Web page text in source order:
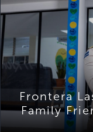
Frontera
Family